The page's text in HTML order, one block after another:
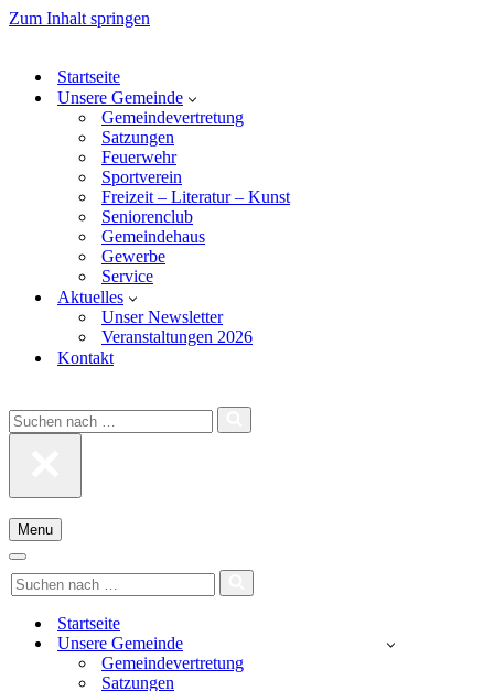
Bitte
beachten
Website
Barrierefreiheitssystem.
Zum Inhalt springen
Startseite
Unsere Gemeinde
Gemeindevertretung
Satzungen
Feuerwehr
Sportverein
Freizeit – Literatur – Kunst
Seniorenclub
Gemeindehaus
Gewerbe
Service
Aktuelles
Unser Newsletter
Veranstaltungen 2026
Kontakt
Suchen
nach …
Menu
Navigationsmenü
Navigationsmenü
Suchen
nach …
Startseite
Unsere Gemeinde
Gemeindevertretung
Satzungen